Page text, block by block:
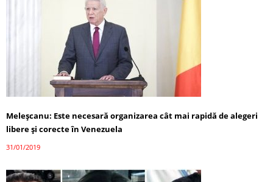
Meleșcanu: Este necesară organizarea cât mai rapidă de alegeri
libere și corecte în Venezuela
31/01/2019